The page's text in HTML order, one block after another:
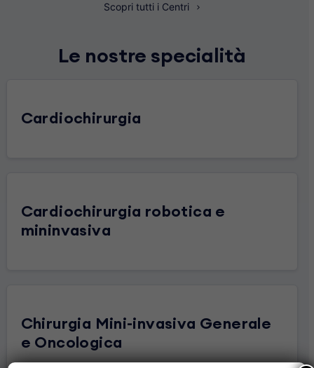
Scopri tutti i Centri
Le nostre specialità
Cardiochirurgia
Cardiochirurgia robotica e
mininvasiva
Chirurgia Mini-invasiva Generale
e Oncologica